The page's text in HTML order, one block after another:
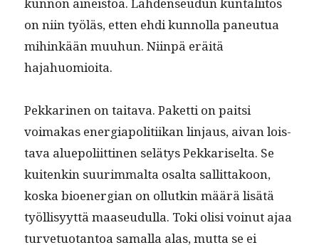
on niin työläs, etten ehdi kun­nol­la paneu­tua
mihinkään muuhun. Niin­pä eräitä
hajahuomioita.
Pekkari­nen on taita­va. Paket­ti on pait­si
voimakas ener­giapoli­ti­ikan lin­jaus, aivan lois­
ta­va alue­poli­it­ti­nen selä­tys Pekkariselta. Se
kuitenkin suurim­mal­ta osalta sal­lit­takoon,
kos­ka bioen­er­gian on ollutkin määrä lisätä
työl­lisyyt­tä maaseudul­la. Toki olisi voin­ut ajaa
turve­tuotan­toa samal­la alas, mut­ta se ei